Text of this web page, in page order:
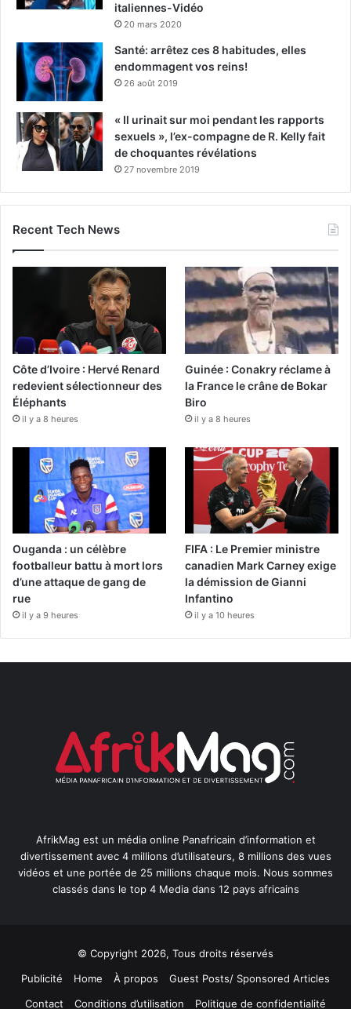
italiennes-Vidéo
20 mars 2020
Santé: arrêtez ces 8 habitudes, elles
endommagent vos reins!
26 août 2019
« Il urinait sur moi pendant les rapports
sexuels », l’ex-compagne de R. Kelly fait
de choquantes révélations
27 novembre 2019
Recent Tech News
Côte d’Ivoire : Hervé Renard
redevient sélectionneur des
Éléphants
il y a 8 heures
Guinée : Conakry réclame à
la France le crâne de Bokar
Biro
il y a 8 heures
Ouganda : un célèbre
footballeur battu à mort lors
d’une attaque de gang de
rue
il y a 9 heures
FIFA : Le Premier ministre
canadien Mark Carney exige
la démission de Gianni
Infantino
il y a 10 heures
AfrikMag est un média online Panafricain d’information et
divertissement avec 4 millions d’utilisateurs, 8 millions des vues
vidéos et une portée de 25 millions chaque mois. Nous sommes
classés dans le top 4 Media dans 12 pays africains
© Copyright 2026, Tous droits réservés
Publicité
Home À propos
Guest Posts/ Sponsored Articles
Contact
Conditions d’utilisation Politique de confidentialité